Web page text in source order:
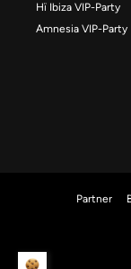
Hï Ibiza VIP-Party
Amnesia VIP-Party
Partner